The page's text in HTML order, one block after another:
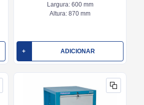
Largura: 600 mm
Altura: 870 mm
+ ADICIONAR